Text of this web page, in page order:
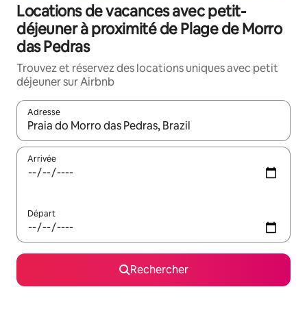
Locations de vacances avec petit-
déjeuner à proximité de Plage de Morro
das Pedras
Trouvez et réservez des locations uniques avec petit
déjeuner sur Airbnb
Adresse
Lorsque les résultats s'affichent, utilisez les flèches vers le
Arrivée
Départ
Rechercher